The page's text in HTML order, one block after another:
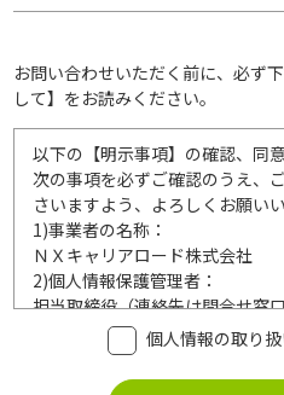
お問い合わせいただく前に、必ず
して】をお読みください。
以下の【明示事項】の確認、同
次の事項を必ずご確認のうえ、
さいますよう、よろしくお願いい
1)事業者の名称：
ＮＸキャリアロード株式会社
2)個人情報保護管理者：
担当取締役（連絡先は問合せ窓
利用目的：
ご記入頂いた個人情報は、次の
利用いたします。
個人情報の取り